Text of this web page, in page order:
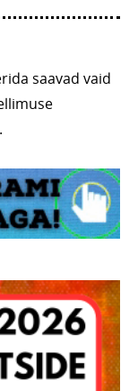
saavad vaid
.